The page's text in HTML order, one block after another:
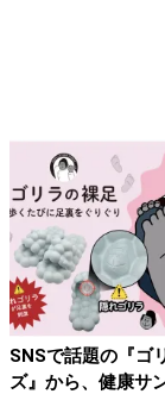
SNSで話題の『ゴ
ズ』から、健康サ